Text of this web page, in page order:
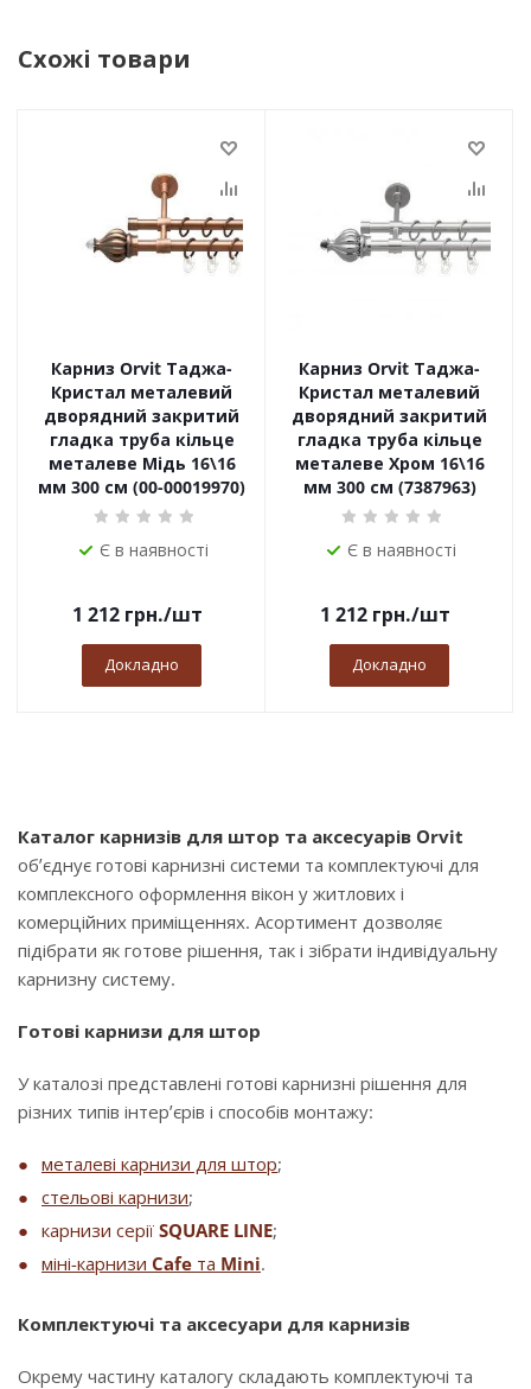
Схожі товари
Карниз Orvit Таджа-
Кристал металевий
дворядний закритий
гладка труба кільце
металеве Мідь 16\16
мм 300 см (00-00019970)
Є в наявності
1 212 грн./шт
Докладно
Карниз Orvit Таджа-
Кристал металевий
дворядний закритий
гладка труба кільце
металеве Хром 16\16
мм 300 см (7387963)
Є в наявності
1 212 грн./шт
Докладно
Каталог карнизів для штор та аксесуарів Orvit
об’єднує готові карнизні системи та комплектуючі для
комплексного оформлення вікон у житлових і
комерційних приміщеннях. Асортимент дозволяє
підібрати як готове рішення, так і зібрати індивідуальну
карнизну систему.
Готові карнизи для штор
У каталозі представлені готові карнизні рішення для
різних типів інтер’єрів і способів монтажу:
металеві карнизи для штор;
стельові карнизи;
карнизи серії SQUARE LINE;
міні-карнизи Cafe та Mini.
Комплектуючі та аксесуари для карнизів
Окрему частину каталогу складають комплектуючі та